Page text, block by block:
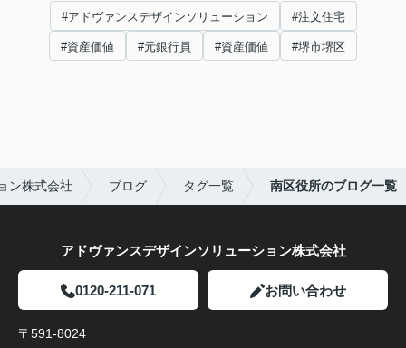
#アドヴァンスデザインソリューション #注文住宅
#資産価値 #元銀行員 #資産価値 #堺市堺区
ン株式会社 ブログ タグ一覧 南区役所のブログ一覧
アドヴァンスデザインソリューション株式会社
0120-211-071 お問い合わせ
〒591-8024